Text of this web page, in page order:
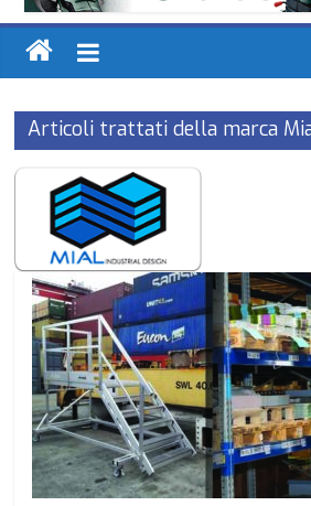
Articoli trattati della marca